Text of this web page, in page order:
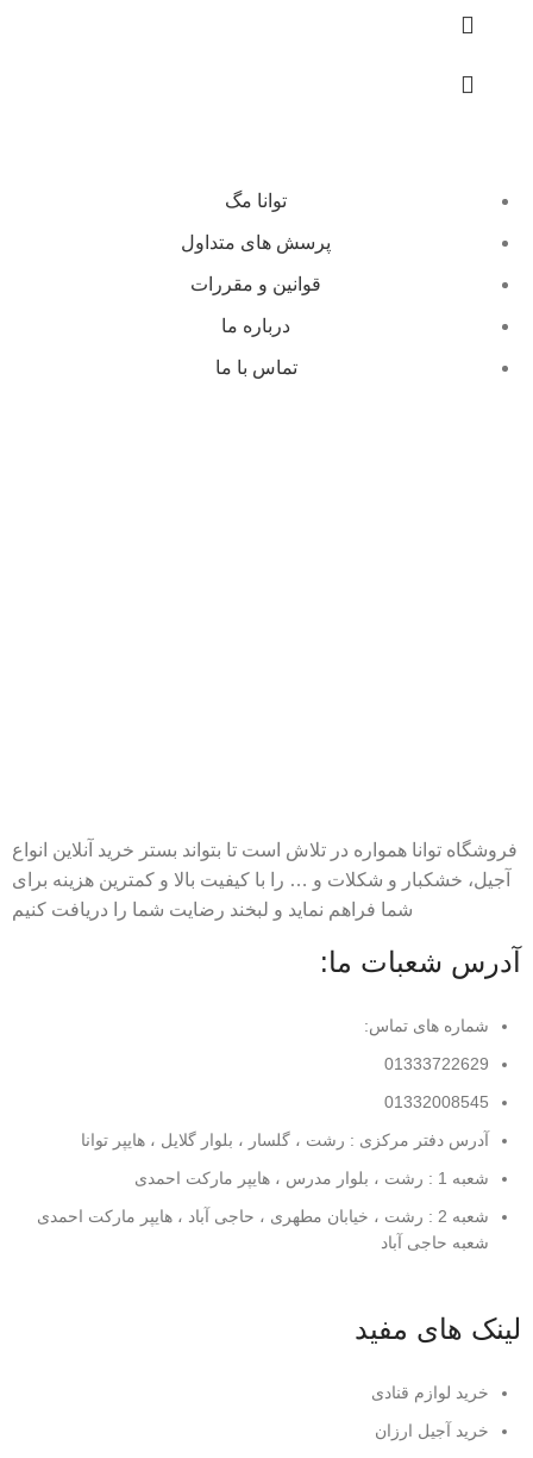
توانا مگ
پرسش های متداول
قوانین و مقررات
درباره ما
تماس با ما
فروشگاه توانا همواره در تلاش است تا بتواند بستر خرید آنلاین انواع
آجیل، خشکبار و شکلات و … را با کیفیت بالا و کمترین هزینه برای
شما فراهم نماید و لبخند رضایت شما را دریافت کنیم
آدرس شعبات ما:
شماره های تماس:
01333722629
01332008545
آدرس دفتر مرکزی : رشت ، گلسار ، بلوار گلایل ، هایپر توانا
شعبه 1 : رشت ، بلوار مدرس ، هایپر مارکت احمدی
شعبه 2 : رشت ، خیابان مطهری ، حاجی آباد ، هایپر مارکت احمدی
شعبه حاجی آباد
لینک های مفید
خرید لوازم قنادی
خرید آجیل ارزان